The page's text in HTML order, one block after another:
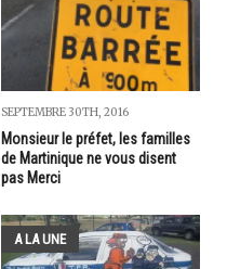
SEPTEMBRE 30TH, 2016
Monsieur le préfet, les familles
de Martinique ne vous disent
pas Merci
A LA UNE